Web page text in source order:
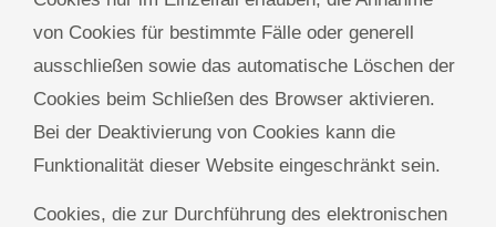
von Cookies für bestimmte Fälle oder generell
ausschließen sowie das automatische Löschen der
Cookies beim Schließen des Browser aktivieren.
Bei der Deaktivierung von Cookies kann die
Funktionalität dieser Website eingeschränkt sein.
Cookies, die zur Durchführung des elektronischen